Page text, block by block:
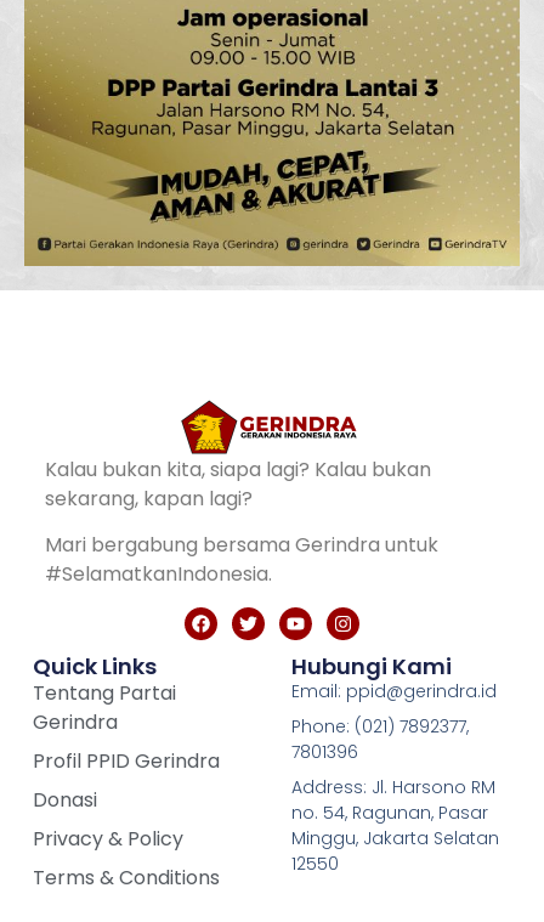
Kalau bukan kita, siapa lagi? Kalau bukan
sekarang, kapan lagi?
Mari bergabung bersama Gerindra untuk
#SelamatkanIndonesia.
Quick Links
Tentang Partai
Gerindra
Profil PPID Gerindra
Donasi
Privacy & Policy
Terms & Conditions
Hubungi Kami
Email: ppid@gerindra.id
Phone: (021) 7892377,
7801396
Address: Jl. Harsono RM
no. 54, Ragunan, Pasar
Minggu, Jakarta Selatan
12550